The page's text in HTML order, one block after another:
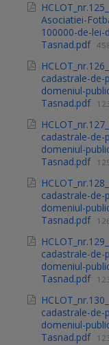
Asociatiei-
100000-de-
Tasnad.pdf
cadastrale-de-
domeniul-
Tasnad.pdf
cadastrale-de-
domeniul-
Tasnad.pdf
cadastrale-de-
domeniul-
Tasnad.pdf
cadastrale-de-
domeniul-
Tasnad.pdf
cadastrale-de-
domeniul-
Tasnad.pdf